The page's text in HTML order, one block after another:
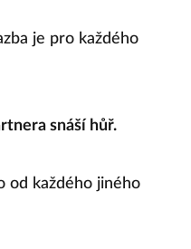
je pro každého
snáší hůř.
od každého jiného